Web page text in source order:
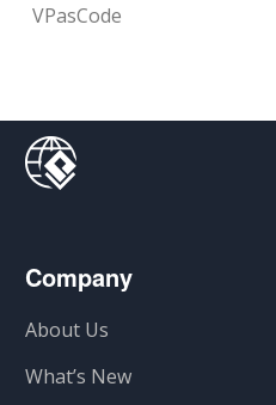
VPasCode
Company
About Us
What’s New